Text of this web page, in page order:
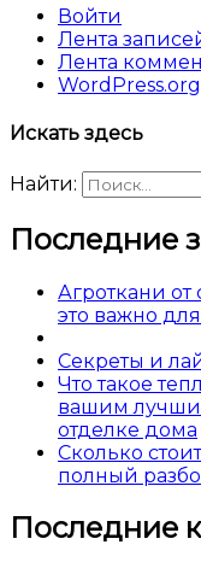
Войти
Лента
Лента
WordPress.org
Искать здесь
Найти:
Последние
Агроткани от
это важно
Секреты и
Что такое
вашим
отделке дома
Сколько
полный
Последние